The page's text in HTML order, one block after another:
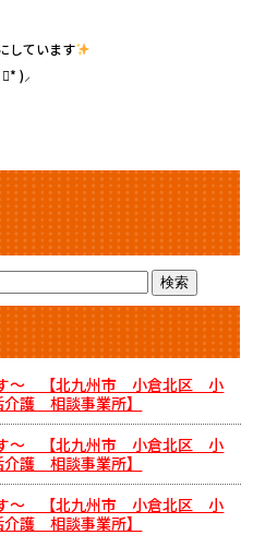
しています
॑* )⸝
～ 【北九州市 小倉北区 小
護 相談事業所】
～ 【北九州市 小倉北区 小
護 相談事業所】
～ 【北九州市 小倉北区 小
護 相談事業所】